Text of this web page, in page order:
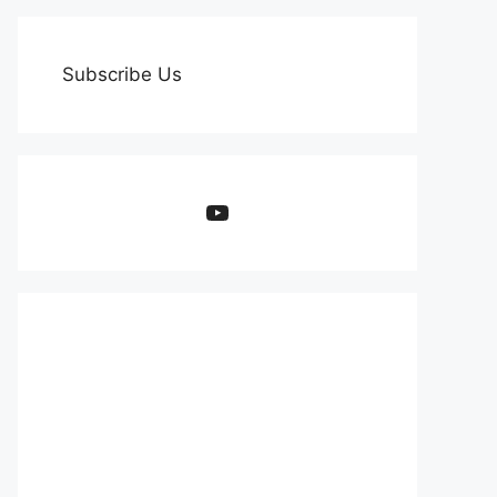
Subscribe Us
YouTube